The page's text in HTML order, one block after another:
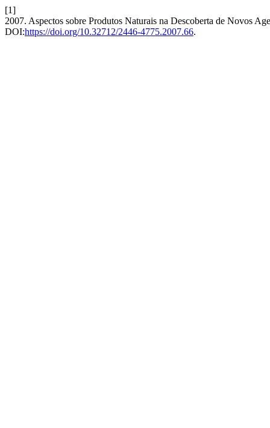
[1]
2007. Aspectos sobre Produtos Naturais na Descoberta de Novos
DOI:https://doi.org/10.32712/2446-4775.2007.66.